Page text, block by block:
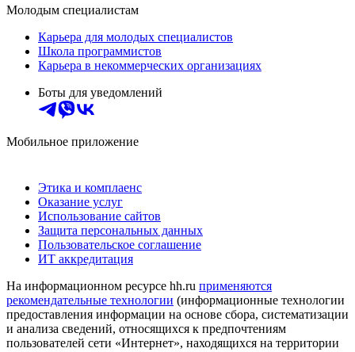
Молодым специалистам
Карьера для молодых специалистов
Школа программистов
Карьера в некоммерческих организациях
Боты для уведомлений
Мобильное приложение
Этика и комплаенс
Оказание услуг
Использование сайтов
Защита персональных данных
Пользовательское соглашение
ИТ аккредитация
На информационном ресурсе hh.ru применяются
рекомендательные технологии (информационные технологии
предоставления информации на основе сбора, систематизации
и анализа сведений, относящихся к предпочтениям
пользователей сети «Интернет», находящихся на территории